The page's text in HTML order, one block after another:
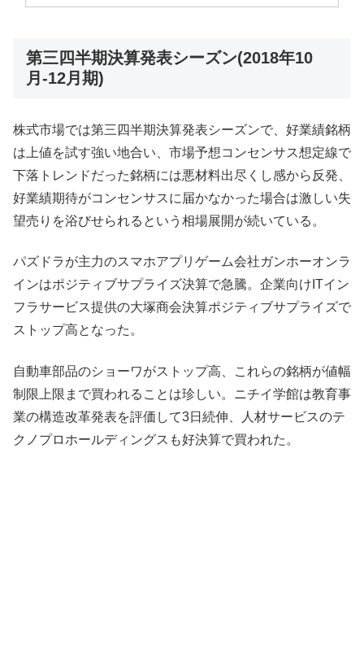
第三四半期決算発表シーズン(2018年10
月-12月期)
株式市場では第三四半期決算発表シーズンで、好業績銘柄
は上値を試す強い地合い、市場予想コンセンサス想定線で
下落トレンドだった銘柄には悪材料出尽くし感から反発、
好業績期待がコンセンサスに届かなかった場合は激しい失
望売りを浴びせられるという相場展開が続いている。
パズドラが主力のスマホアプリゲーム会社ガンホーオンラ
インはポジティブサプライズ決算で急騰。企業向けITイン
フラサービス提供の大塚商会決算ポジティブサプライズで
ストップ高となった。
自動車部品のショーワがストップ高、これらの銘柄が値幅
制限上限まで買われることは珍しい。ニチイ学館は教育事
業の構造改革発表を評価して3日続伸、人材サービスのテ
クノプロホールディングスも好決算で買われた。